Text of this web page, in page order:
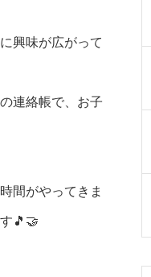
興味が広がって
連絡帳で、お子
間がやってきま
🎵🤝